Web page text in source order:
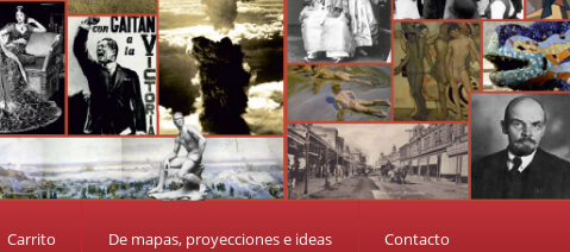
Carrito De mapas, proyecciones e ideas Contacto